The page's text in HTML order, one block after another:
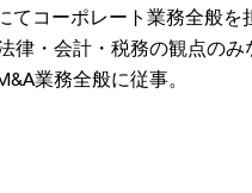
コーポレート業務全般を
律・会計・税務の観点の
業務全般に従事。